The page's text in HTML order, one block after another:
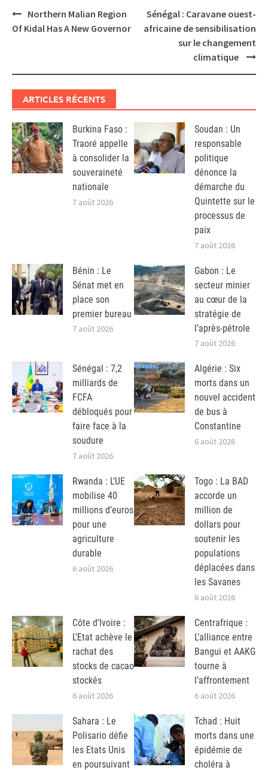
Post
navigation
Northern Malian Region
Of Kidal Has A New Governor
Sénégal : Caravane ouest-
africaine de sensibilisation
sur le changement
climatique
ARTICLES RÉCENTS
Burkina Faso :
Traoré appelle
à consolider la
souveraineté
nationale
7 août 2026
Soudan : Un
responsable
politique
dénonce la
démarche du
Quintette sur le
processus de
paix
7 août 2026
Bénin : Le
Sénat met en
place son
premier bureau
7 août 2026
Gabon : Le
secteur minier
au cœur de la
stratégie de
l’après-pétrole
7 août 2026
Sénégal : 7,2
milliards de
FCFA
débloqués pour
faire face à la
soudure
7 août 2026
Algérie : Six
morts dans un
nouvel accident
de bus à
Constantine
6 août 2026
Rwanda : L’UE
mobilise 40
millions d’euros
pour une
agriculture
durable
6 août 2026
Togo : La BAD
accorde un
million de
dollars pour
soutenir les
populations
déplacées dans
les Savanes
6 août 2026
Côte d’Ivoire :
L’Etat achève le
rachat des
stocks de cacao
stockés
6 août 2026
Centrafrique :
L’alliance entre
Bangui et AAKG
tourne à
l’affrontement
6 août 2026
Sahara : Le
Polisario défie
les Etats Unis
en poursuivant
Tchad : Huit
morts dans une
épidémie de
choléra à